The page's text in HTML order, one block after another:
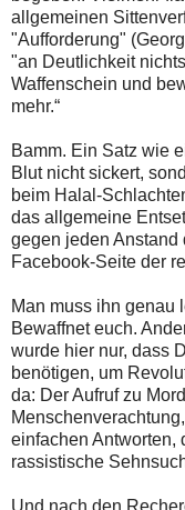
allgemeinen
"Aufforderung"
"an Deutlichkeit
Waffenschein und
mehr.“
Bamm. Ein Satz wie
Blut nicht sickert,
beim Halal-
das allgemeine
gegen jeden Anstand
Facebook-Seite der
Man muss ihn genau
Bewaffnet euch.
wurde hier nur, dass
benötigen, um
da: Der Aufruf zu
einfachen Antworten,
rassistische
Und nach den